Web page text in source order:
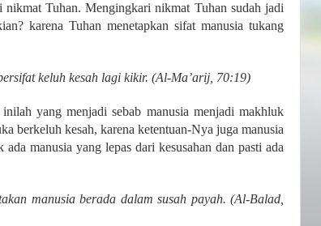
Tuhan. Mengingkari nikmat Tuhan sudah jadi
karena Tuhan menetapkan sifat manusia tukang
keluh kesah lagi kikir. (Al-Ma’arij, 70:19)
yang menjadi sebab manusia menjadi makhluk
berkeluh kesah, karena ketentuan-Nya juga manusia
manusia yang lepas dari kesusahan dan pasti ada
manusia berada dalam susah payah. (Al-Balad,